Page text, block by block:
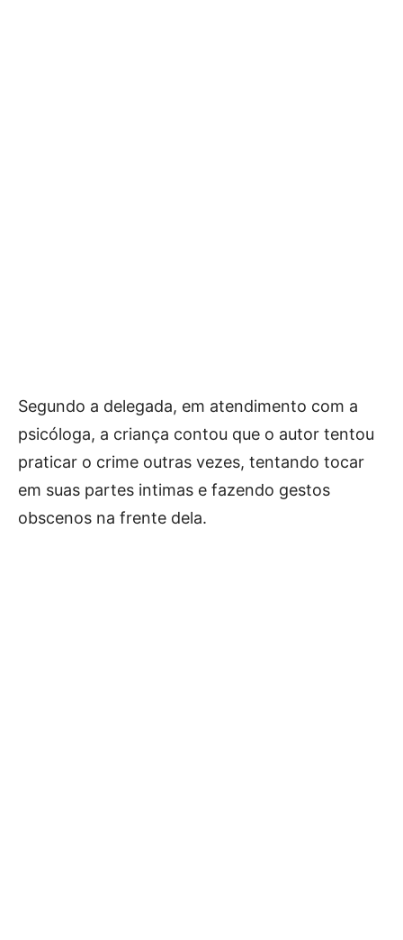
Segundo a delegada, em atendimento com a
psicóloga, a criança contou que o autor tentou
praticar o crime outras vezes, tentando tocar
em suas partes intimas e fazendo gestos
obscenos na frente dela.